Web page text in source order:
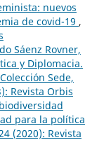
nuevos
de covid-19 ,
Sáenz Rovner,
y Diplomacia.
Sede,
Revista Orbis
para la política
(2020): Revista